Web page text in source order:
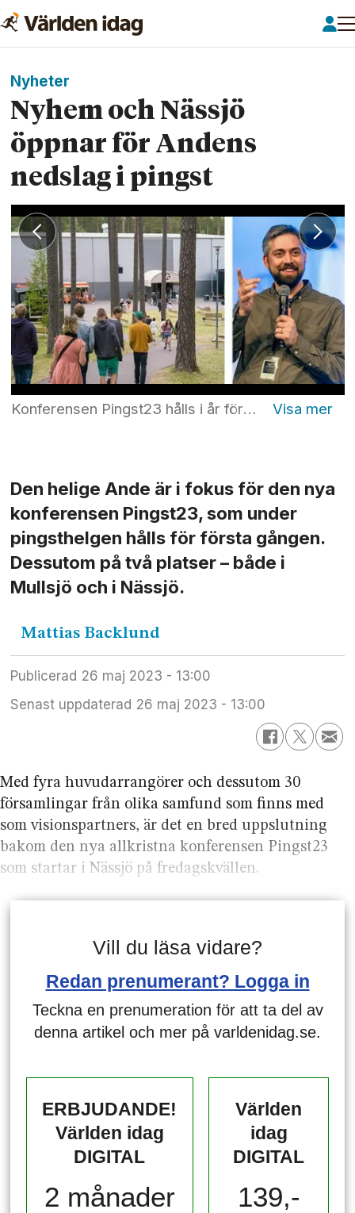
Nyheter
Nyhem och Nässjö
öppnar för Andens
nedslag i pingst
Konferensen Pingst23 hålls i år för första gången på två platser, Missionskyrkan i Nässjö samt i Nyhemshallen i Mullsjö (bilden). Jonas Andersson tog initiativ till konferensen Pingst23 som hålls i helgen. Foto: Mikael Good
Den helige Ande är i fokus för den nya
konferensen Pingst23, som under
pingsthelgen hålls för första gången.
Dessutom på två platser – både i
Mullsjö och i Nässjö.
Mattias Backlund
Publicerad
26 maj 2023 - 13:00
Senast uppdaterad
26 maj 2023 - 13:00
Med fyra huvudarrangörer och dessutom 30
församlingar från olika samfund som finns med
som visionspartners, är det en bred uppslutning
bakom den nya allkristna konferensen Pingst23
som startar i Nässjö på fredagskvällen.
Vill du läsa vidare?
Redan prenumerant? Logga in
Teckna en prenumeration för att ta del av
denna artikel och mer på varldenidag.se.
ERBJUDANDE!
Världen idag
DIGITAL
2 månader
Världen
idag
DIGITAL
139,-